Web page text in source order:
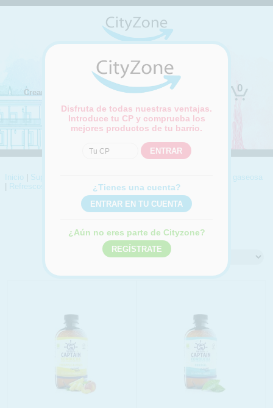
(Cambiar ubicación)
Crear cuenta Iniciar sesión 0
Disfruta de todas nuestras ventajas.
Introduce tu CP y comprueba los
mejores productos de tu barrio.
¿Tienes una cuenta?
¿Aún no eres parte de Cityzone?
Inicio Supermercado
Refrescos y gaseosa
Refrescos diversos
Compra online Refrescos diversos